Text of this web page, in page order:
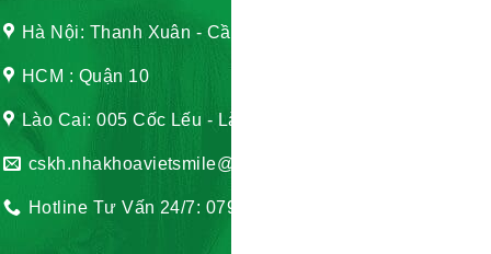
Hà Nội: Thanh Xuân - Cầu Giấy
HCM : Quận 10
Lào Cai: 005 Cốc Lếu - Lào Cai
cskh.nhakhoavietsmile@gmail.com
Hotline Tư Vấn 24/7: 0796 111 888